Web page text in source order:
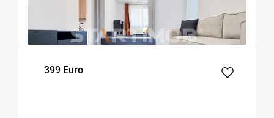
dormitor Etaj
399 Euro